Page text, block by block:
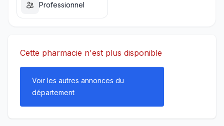
Professionnel
Cette pharmacie n'est plus disponible
Voir les autres annonces du
département